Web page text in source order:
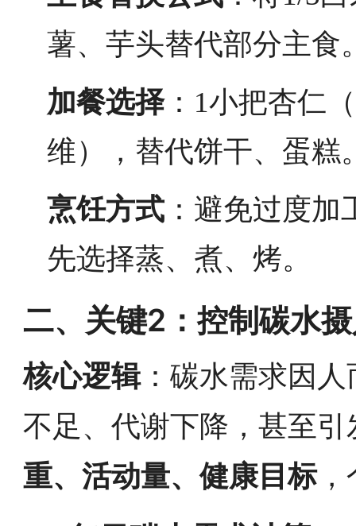
薯、芋头替代部分主食
加餐选择：1小把杏仁
维），替代饼干、蛋糕
烹饪方式 ：避免过度
先选择蒸、煮、烤。
二、关键2：控制碳水
核心逻辑：碳水需求因人
不足、代谢下降，甚至
重、活动量、健康目标，